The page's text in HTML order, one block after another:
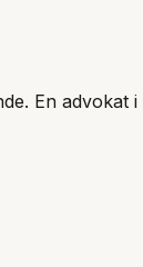
En advokat i